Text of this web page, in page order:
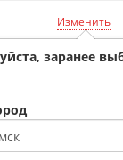
Изменить
заранее